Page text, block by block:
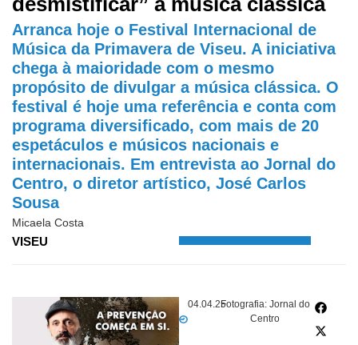
Arranca hoje o Festival Internacional de
Música da Primavera de Viseu. A iniciativa
chega à maioridade com o mesmo
propósito de divulgar a música clássica. O
festival é hoje uma referência e conta com
programa diversificado, com mais de 20
espetáculos e músicos nacionais e
internacionais. Em entrevista ao Jornal do
Centro, o diretor artístico, José Carlos
Sousa
Micaela Costa
VISEU
04.04.25Fotografia: Jornal do
Centro